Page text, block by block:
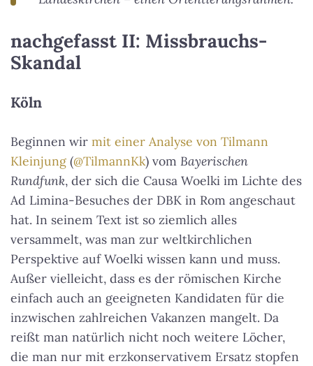
nachgefasst II: Missbrauchs-
Skandal
Köln
Beginnen wir mit einer Analyse von Tilmann
Kleinjung (@TilmannKk) vom Bayerischen
Rundfunk, der sich die Causa Woelki im Lichte des
Ad Limina-Besuches der DBK in Rom angeschaut
hat. In seinem Text ist so ziemlich alles
versammelt, was man zur weltkirchlichen
Perspektive auf Woelki wissen kann und muss.
Außer vielleicht, dass es der römischen Kirche
einfach auch an geeigneten Kandidaten für die
inzwischen zahlreichen Vakanzen mangelt. Da
reißt man natürlich nicht noch weitere Löcher,
die man nur mit erzkonservativem Ersatz stopfen